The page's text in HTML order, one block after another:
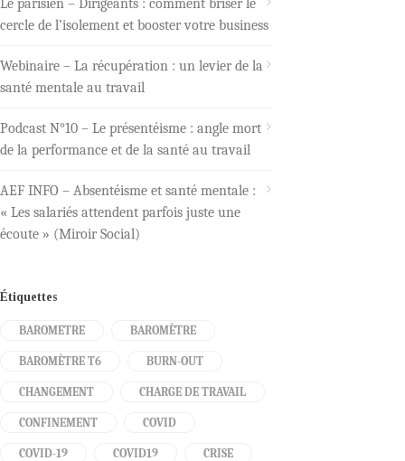
Le parisien – Dirigeants : comment briser le
cercle de l’isolement et booster votre business
Webinaire – La récupération : un levier de la
santé mentale au travail
Podcast N°10 – Le présentéisme : angle mort
de la performance et de la santé au travail
AEF INFO – Absentéisme et santé mentale :
« Les salariés attendent parfois juste une
écoute » (Miroir Social)
Étiquettes
BAROMETRE BAROMÈTRE
BAROMÈTRE T6 BURN-OUT
CHANGEMENT CHARGE DE TRAVAIL
CONFINEMENT COVID
COVID-19 COVID19 CRISE